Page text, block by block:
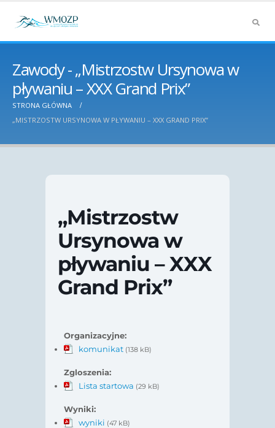
Zawody - „Mistrzostw Ursynowa w
pływaniu – XXX Grand Prix”
STRONA GŁÓWNA
„MISTRZOSTW URSYNOWA W PŁYWANIU – XXX GRAND PRIX”
„Mistrzostw
Ursynowa w
pływaniu – XXX
Grand Prix”
Organizacyjne:
komunikat (138 kB)
Zgloszenia:
Lista startowa (29 kB)
Wyniki:
wyniki (47 kB)